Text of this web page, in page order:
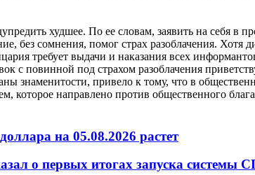
худшее. По ее словам, заявить на себя в
без сомнения, помог страх разоблачения.
требует выдачи и наказания всех
с повинной под страхом разоблачения
знаменитости, привело к тому, что в
которое направлено против общественного
на 05.08.2026 растет
о первых итогах запуска системы